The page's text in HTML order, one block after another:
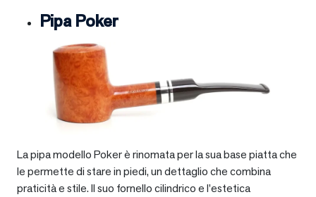
Pipa Poker
La pipa modello Poker è rinomata per la sua base piatta che
le permette di stare in piedi, un dettaglio che combina
praticità e stile. Il suo fornello cilindrico e l’estetica